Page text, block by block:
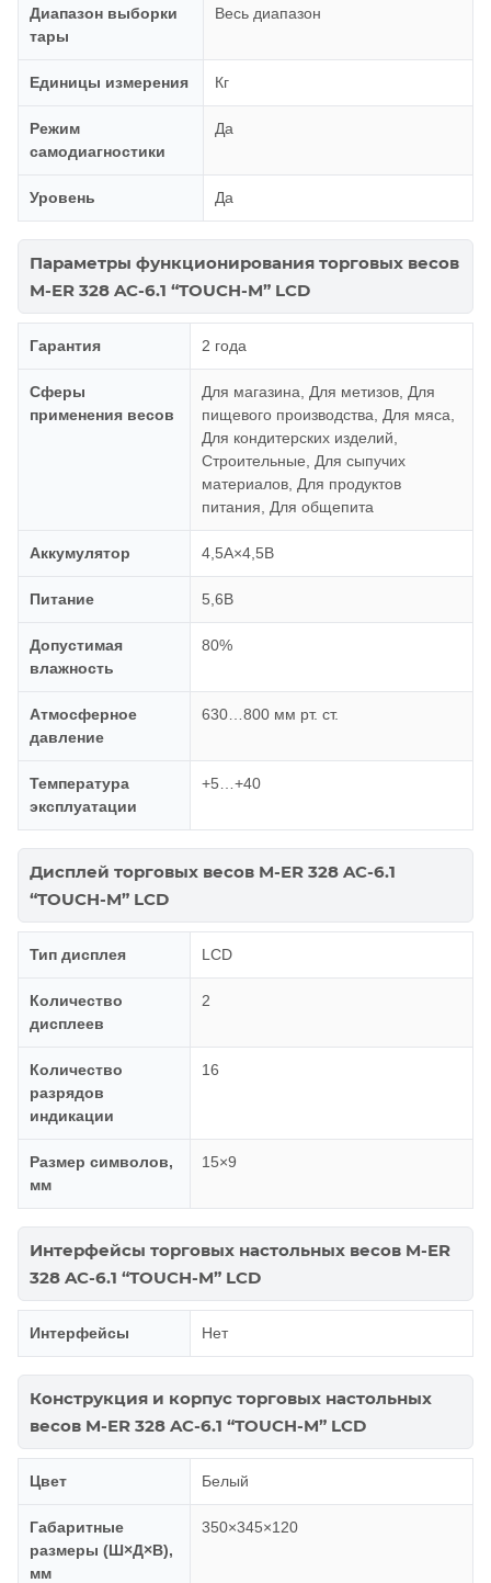
Диапазон выборки
тары
Весь диапазон
Единицы измерения Кг
Режим
самодиагностики
Да
Уровень Да
Параметры функционирования торговых весов
M-ER 328 AC-6.1 “TOUCH-M” LCD
Гарантия 2 года
Сферы
применения весов
Для магазина, Для метизов, Для
пищевого производства, Для мяса,
Для кондитерских изделий,
Строительные, Для сыпучих
материалов, Для продуктов
питания, Для общепита
Аккумулятор 4,5А×4,5В
Питание 5,6В
Допустимая
влажность
80%
Атмосферное
давление
630…800 мм рт. ст.
Температура
эксплуатации
+5…+40
Дисплей торговых весов M-ER 328 AC-6.1
“TOUCH-M” LCD
Тип дисплея LCD
Количество
дисплеев
2
Количество
разрядов
индикации
16
Размер символов,
мм
15×9
Интерфейсы торговых настольных весов M-ER
328 AC-6.1 “TOUCH-M” LCD
Интерфейсы Нет
Конструкция и корпус торговых настольных
весов M-ER 328 AC-6.1 “TOUCH-M” LCD
Цвет Белый
Габаритные
размеры (Ш×Д×В),
мм
350×345×120